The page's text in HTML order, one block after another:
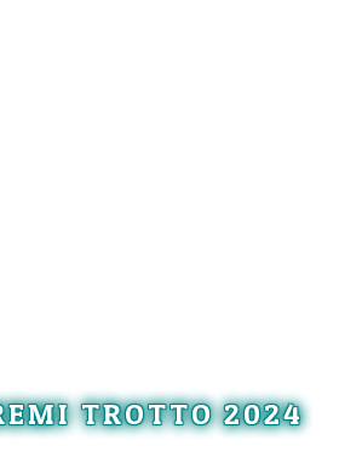
TROTTO 2024